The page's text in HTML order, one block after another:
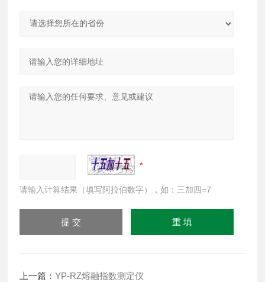
请输入计算结果（填写阿拉伯数字），如：三加四=7
上一篇：YP-RZ熔融指数测定仪